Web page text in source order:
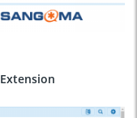
Extension